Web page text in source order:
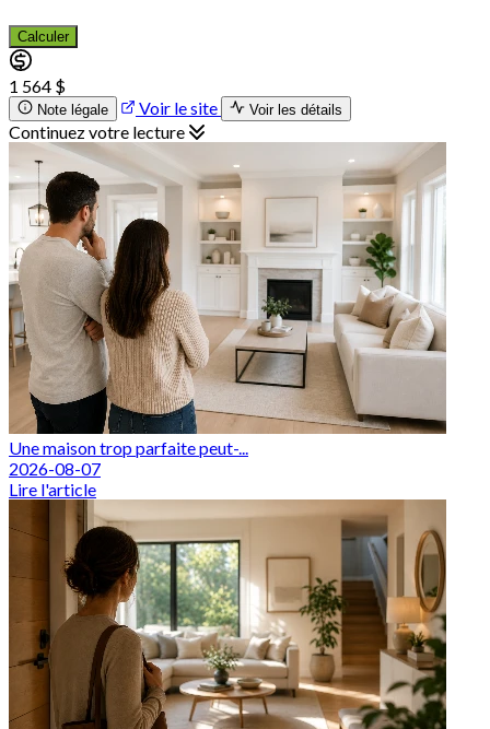
Calculer
1 564 $
Note légale Voir le site Voir les détails
Continuez votre lecture
Une maison trop parfaite peut-...
2026-08-07
Lire l'article